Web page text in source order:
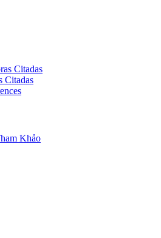
Citadas
Citadas
Khảo